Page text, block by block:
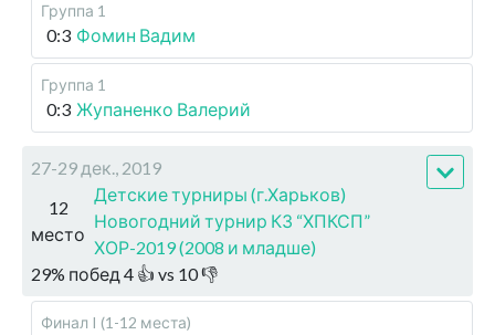
Группа 1
0:3 Фомин Вадим
Группа 1
0:3 Жупаненко Валерий
27-29 дек., 2019
12
место
Детские турниры (г.Харьков)
Новогодний турнир КЗ “ХПКСП”
ХОР-2019 (2008 и младше)
29% побед 4 👍 vs 10👎
Финал I (1-12 места)